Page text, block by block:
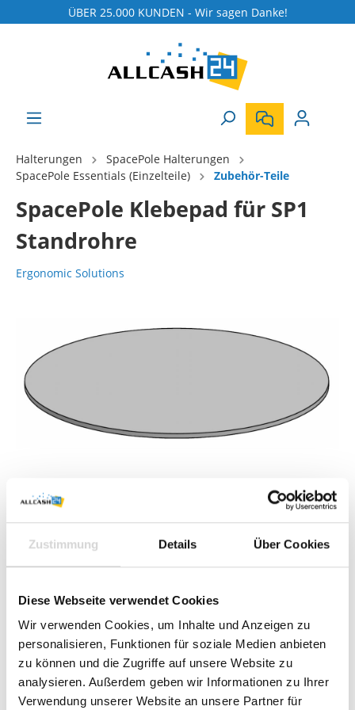
Zustimmung Details Über Cookies
Diese Webseite verwendet Cookies
Wir verwenden Cookies, um Inhalte und Anzeigen zu
personalisieren, Funktionen für soziale Medien anbieten
zu können und die Zugriffe auf unsere Website zu
analysieren. Außerdem geben wir Informationen zu Ihrer
Verwendung unserer Website an unsere Partner für
ÜBER 25.000 KUNDEN - Wir sagen Danke!
Halterungen
SpacePole Halterungen
SpacePole Essentials (Einzelteile)
Zubehör-Teile
SpacePole Klebepad für SP1
Standrohre
Ergonomic Solutions
7,49 €*
Sie benötigen größere Mengen?Jetzt Angebot anfordern.
Preise exkl. MwSt. zzgl. Versandkosten
Sofort verfügbar, Lieferzeit: 1-3 Werktage
Stück In den Warenkorb